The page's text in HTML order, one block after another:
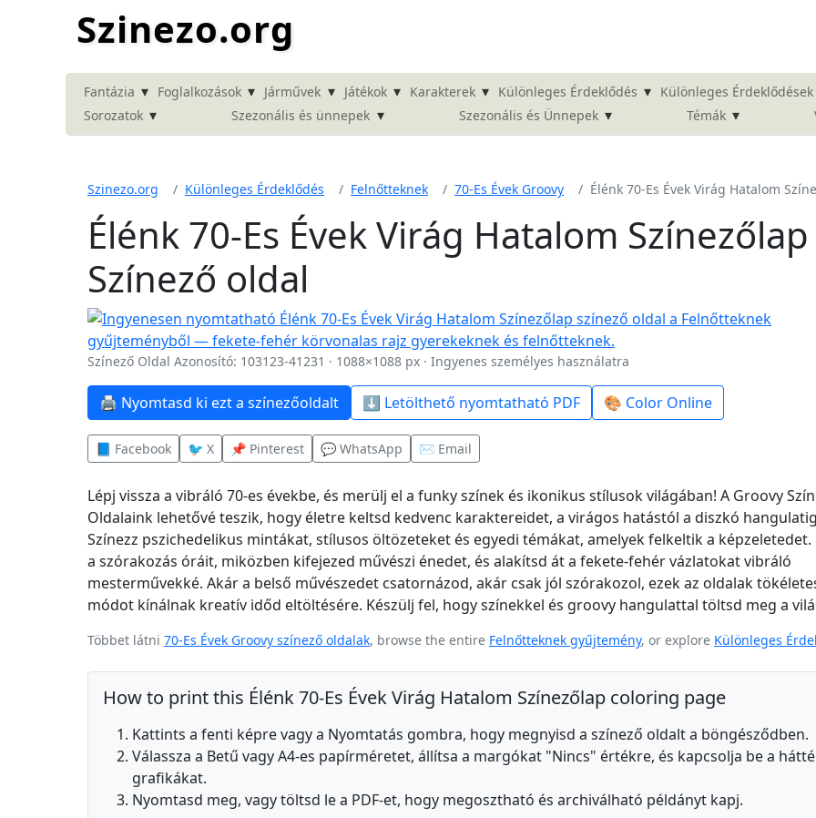
Szinezo.org
Fantázia ▾ Foglalkozások ▾ Járművek ▾ Játékok ▾ Karakterek ▾ Különleges Érdeklődés ▾ Különleges Érdeklődések
Sorozatok ▾ Szezonális és ünnepek ▾ Szezonális és Ünnepek ▾ Témák ▾
Szinezo.org Különleges Érdeklődés Felnőtteknek 70-Es Évek Groovy Élénk 70-Es Évek Virág Hatalom
Élénk 70-Es Évek Virág Hatalom Színezőlap
Színező oldal
Színező Oldal Azonosító: 103123-41231 · 1088×1088 px · Ingyenes személyes használatra
🖨️ Nyomtasd ki ezt a színezőoldalt ⬇️ Letölthető nyomtatható PDF 🎨 Color Online
📘 Facebook 🐦 X 📌 Pinterest 💬 WhatsApp ✉️ Email
Lépj vissza a vibráló 70-es évekbe, és merülj el a funky színek és ikonikus stílusok világában! A Groovy
Oldalaink lehetővé teszik, hogy életre keltsd kedvenc karaktereidet, a virágos hatástól a diszkó
Színezz pszichedelikus mintákat, stílusos öltözeteket és egyedi témákat, amelyek felkeltik a képzeletedet.
a szórakozás óráit, miközben kifejezed művészi énedet, és alakítsd át a fekete-fehér vázlatokat vibráló
mesterművekké. Akár a belső művészedet csatornázod, akár csak jól szórakozol, ezek az oldalak
módot kínálnak kreatív időd eltöltésére. Készülj fel, hogy színekkel és groovy hangulattal töltsd meg a
Többet látni 70-Es Évek Groovy színező oldalak, browse the entire Felnőtteknek gyűjtemény, or explore Különleges
How to print this Élénk 70-Es Évek Virág Hatalom Színezőlap coloring page
Kattints a fenti képre vagy a Nyomtatás gombra, hogy megnyisd a színező oldalt a böngésződben.
Válassza a Betű vagy A4-es papírméretet, állítsa a margókat "Nincs" értékre, és kapcsolja be a
grafikákat.
Nyomtasd meg, vagy töltsd le a PDF-et, hogy megosztható és archiválható példányt kapj.